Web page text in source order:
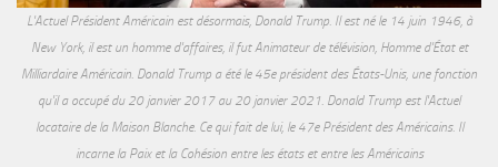
L'Actuel Président Américain est désormais, Donald Trump. Il est né le 14 juin 1946, à
New York, il est un homme d'affaires, il fut Animateur de télévision, Homme d'État et
Milliardaire Américain. Donald Trump a été le 45e président des États-Unis, une fonction
qu'il a occupé du 20 janvier 2017 au 20 janvier 2021. Donald Trump est l'Actuel
locataire de la Maison Blanche. Ce qui fait de lui, le 47e Président des Américains. Il
incarne la Paix et la Cohésion entre les états et entre les Américains